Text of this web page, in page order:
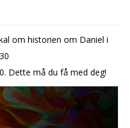
om historien om Daniel i
Dette må du få med deg!